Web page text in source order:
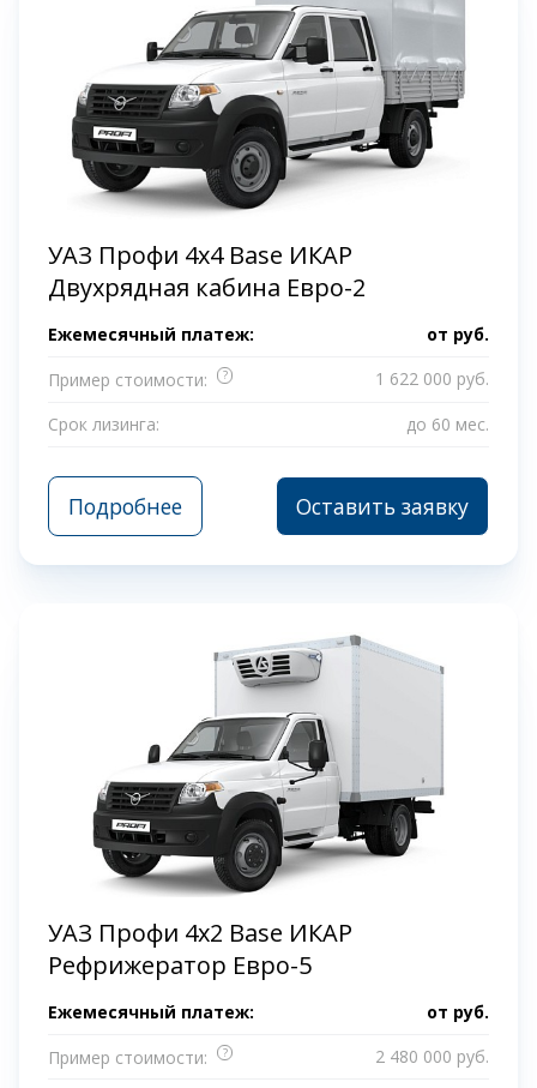
УАЗ Профи 4x4 Base ИКАР
Двухрядная кабина Евро-2
Ежемесячный платеж: от руб.
Пример стоимости:
?
1 622 000 руб.
Срок лизинга:
до 60 мес.
Подробнее Оставить заявку
УАЗ Профи 4x2 Base ИКАР
Рефрижератор Евро-5
Ежемесячный платеж: от руб.
Пример стоимости:
?
2 480 000 руб.